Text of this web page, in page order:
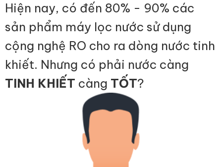
Hiện nay, có đến 80% - 90% các
sản phẩm máy lọc nước sử dụng
cộng nghệ RO cho ra dòng nước tinh
khiết. Nhưng có phải nước càng
TINH KHIẾT càng TỐT?